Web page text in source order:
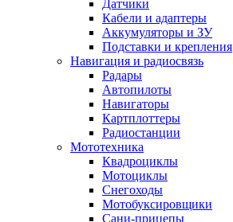
Датчики
Кабели и адаптеры
Аккумуляторы и ЗУ
Подставки и крепления
Навигация и радиосвязь
Радары
Автопилоты
Навигаторы
Картплоттеры
Радиостанции
Мототехника
Квадроциклы
Мотоциклы
Снегоходы
Мотобуксировщики
Сани-прицепы